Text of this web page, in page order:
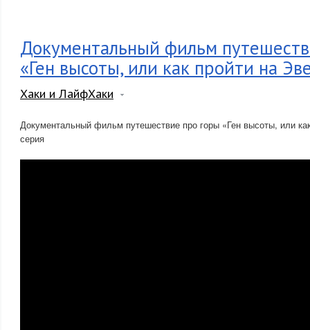
Документальный фильм
«Ген высоты, или как пройти на
Хаки и ЛайфХаки
Документальный фильм путешествие про горы «Ген высоты, или
серия